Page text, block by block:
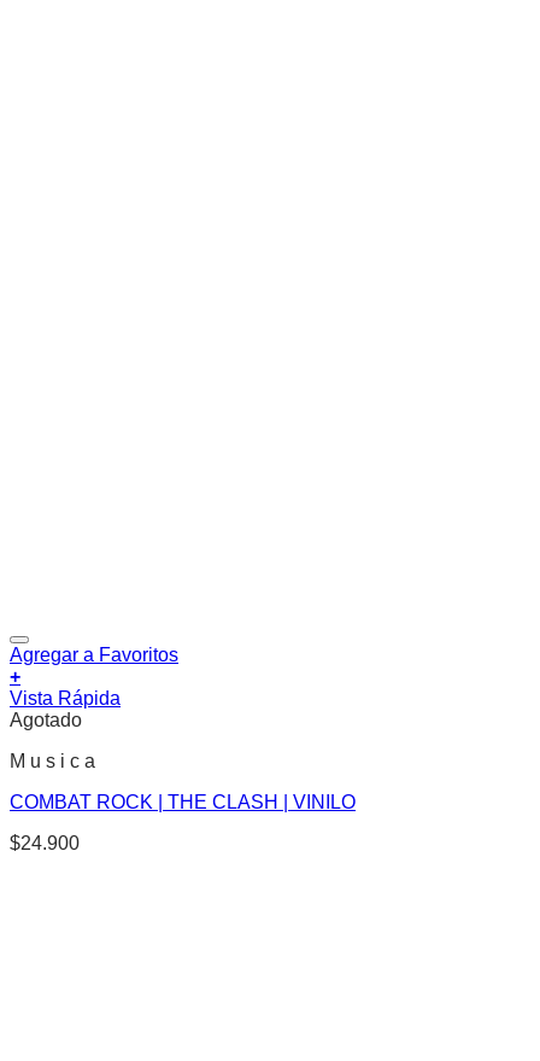
Agregar a Favoritos
+
Vista Rápida
Agotado
M u s i c a
COMBAT ROCK | THE CLASH | VINILO
$24.900